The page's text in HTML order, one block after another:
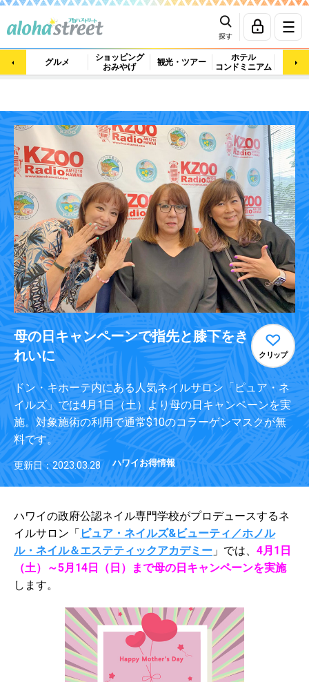
探す
グルメ
ショッピング
おみやげ
観光・ツアー
ホテル
コンドミニアム
マッ
母の日キャンペーンで指先と膝下をき
れいに
クリップ
ドン・キホーテ内にある人気ネイルサロン「ピュア・ネ
イルズ」では4月1日（土）より母の日キャンペーンを実
施。対象施術の利用で通常$10のコラーゲンマスクが無
料です。
更新日：2023.03.28 ハワイお得情報
ハワイの政府公認ネイル専門学校がプロデュースするネ
イルサロン「 ピュア・ネイルズ&ビューティ／ホノル
ル・ネイル＆エステティックアカデミー 」では、 4月1日
（土）～5月 14日（日）まで母の日キャンペーンを実施
します。